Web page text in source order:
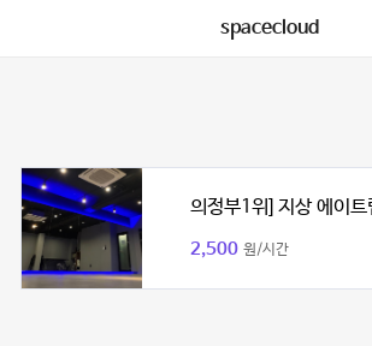
spacecloud
의정부1위] 지상 에이트
2,500 원/시간